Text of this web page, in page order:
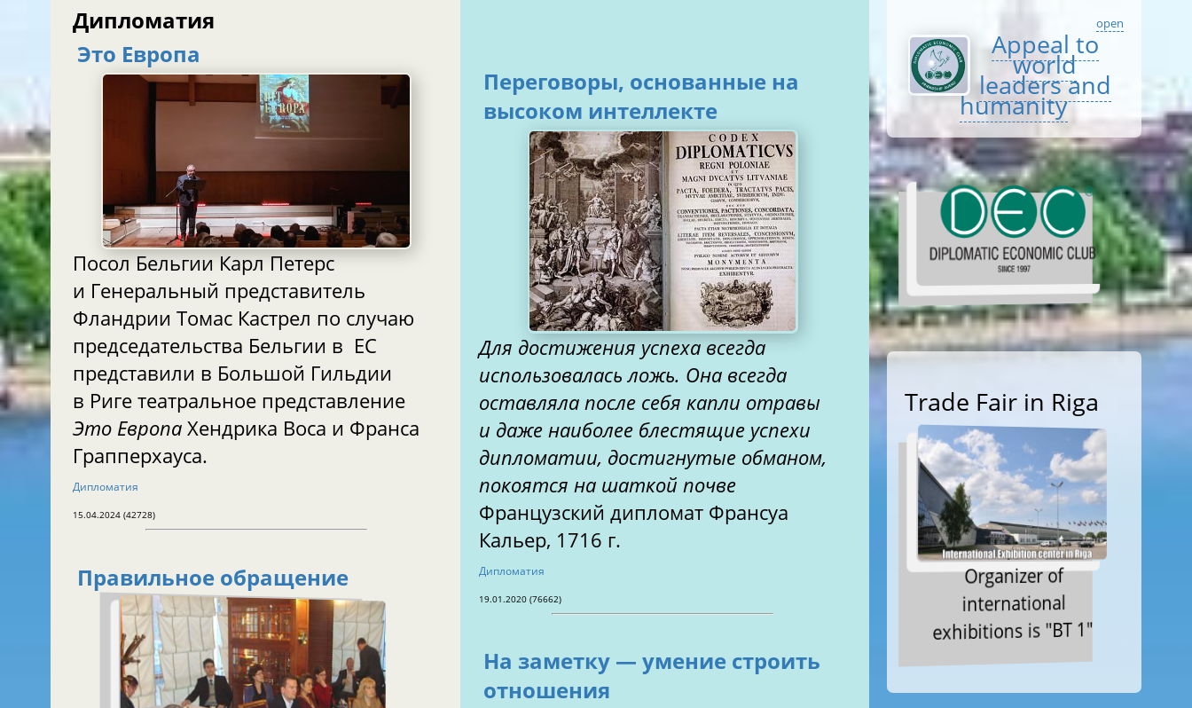
Дипломатия
Это Европа
Посол Бельгии Карл Петерс
и Генеральный представитель
Фландрии Томас Кастрел по случаю
председательства Бельгии в ЕС
представили в Большой Гильдии
в Риге театральное представление
Это ЕвропаХендрика Воса и Франса
Грапперхауса.
Дипломатия
15.04.2024 (42728)
Правильное обращение
Переговоры, основанные на
высоком интеллекте
Для достижения успеха всегда
использовалась ложь. Она всегда
оставляла после себя капли отравы
и даже наиболее блестящие успехи
дипломатии, достигнутые обманом,
покоятся на шаткой почве
Французский дипломат Франсуа
Кальер, 1716 г.
Дипломатия
19.01.2020 (76662)
На заметку — умение строить
отношения
open
Appeal to
world
leaders and
humanity
Trade Fair in Riga
Organizer of
international
exhibitions is "BT 1"